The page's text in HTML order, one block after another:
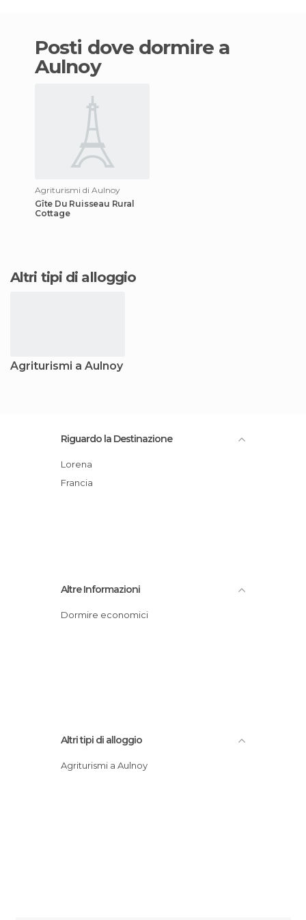
Posti dove dormire a
Aulnoy
Agriturismi di Aulnoy
Gîte Du Ruisseau Rural
Cottage
Altri tipi di alloggio
Agriturismi a Aulnoy
Riguardo la Destinazione
Lorena
Francia
Altre Informazioni
Dormire economici
Altri tipi di alloggio
Agriturismi a Aulnoy